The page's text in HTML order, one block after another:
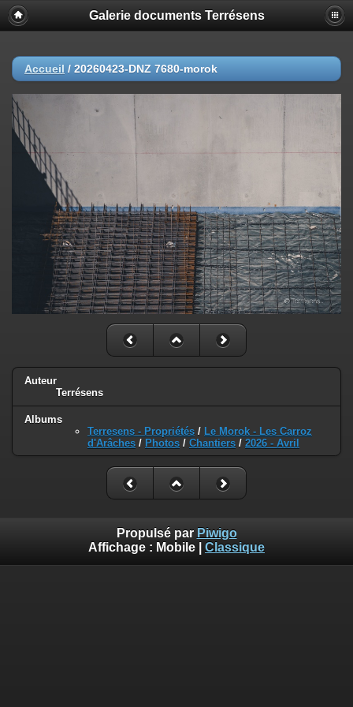
Galerie documents Terrésens
Accueil / 20260423-DNZ 7680-morok
Auteur
Terrésens
Albums
Terresens - Propriétés / Le Morok - Les Carroz
d'Arâches / Photos / Chantiers / 2026 - Avril
Propulsé par Piwigo
Affichage : Mobile Classique